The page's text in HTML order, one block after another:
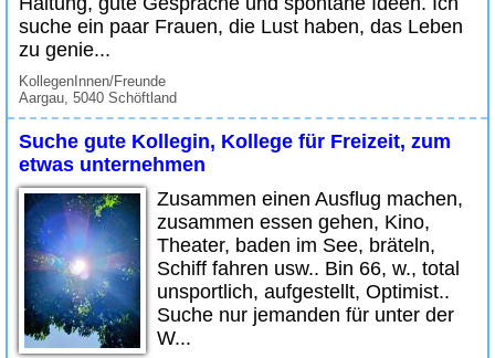
suche ein paar Frauen, die Lust haben, das Leben
zu genie...
KollegenInnen/Freunde
Aargau, 5040 Schöftland
Suche gute Kollegin, Kollege für Freizeit, zum
etwas unternehmen
Zusammen einen Ausflug machen,
zusammen essen gehen, Kino,
Theater, baden im See, bräteln,
Schiff fahren usw.. Bin 66, w., total
unsportlich, aufgestellt, Optimist..
Suche nur jemanden für unter der
W...